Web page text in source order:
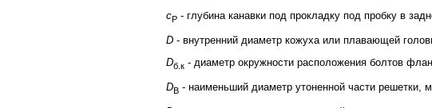
cP - глубина канавки под прокладку под пробку в
D - внутренний диаметр кожуха или плавающей
Dб.к - диаметр окружности расположения болтов
DB - наименьший диаметр утоненной части решетки,